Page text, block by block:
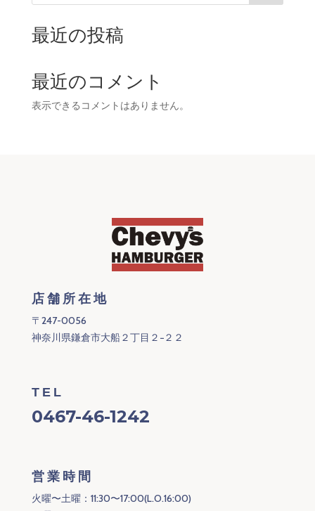
最近の投稿
最近のコメント
表示できるコメントはありません。
店舗所在地
〒247-0056
神奈川県鎌倉市大船２丁目２−２２
TEL
0467-46-1242
営業時間
火曜〜土曜：11:30〜17:00(L.O.16:00)